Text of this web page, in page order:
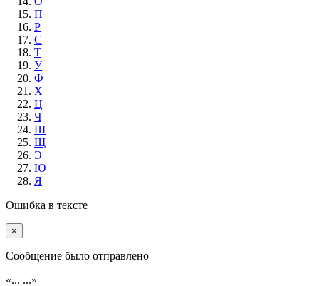
П
Р
С
Т
У
Ф
Х
Ц
Ч
Ш
Щ
Э
Ю
Я
Ошибка в тексте
×
Cообщение было отправлено
«... ...»